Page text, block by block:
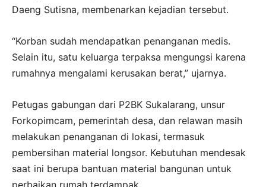
Daeng Sutisna, membenarkan kejadian tersebut.
“Korban sudah mendapatkan penanganan medis.
Selain itu, satu keluarga terpaksa mengungsi karena
rumahnya mengalami kerusakan berat,” ujarnya.
Petugas gabungan dari P2BK Sukalarang, unsur
Forkopimcam, pemerintah desa, dan relawan masih
melakukan penanganan di lokasi, termasuk
pembersihan material longsor. Kebutuhan mendesak
saat ini berupa bantuan material bangunan untuk
perbaikan rumah terdampak.